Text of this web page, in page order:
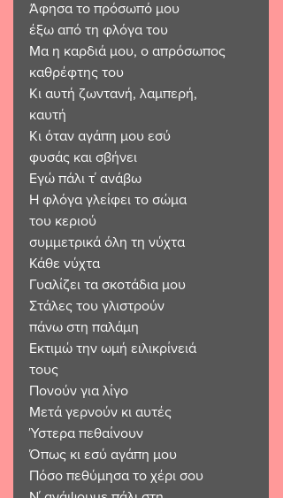
Άφησα το πρόσωπό μου
έξω από τη φλόγα του
Μα η καρδιά μου, ο απρόσωπος
καθρέφτης του
Κι αυτή ζωντανή, λαμπερή,
καυτή
Κι όταν αγάπη μου εσύ
φυσάς και σβήνει
Εγώ πάλι τ΄ ανάβω
Η φλόγα γλείφει το σώμα
του κεριού
συμμετρικά όλη τη νύχτα
Κάθε νύχτα
Γυαλίζει τα σκοτάδια μου
Στάλες του γλιστρούν
πάνω στη παλάμη
Εκτιμώ την ωμή ειλικρίνειά
τους
Πονούν για λίγο
Μετά γερνούν κι αυτές
Ύστερα πεθαίνουν
Όπως κι εσύ αγάπη μου
Πόσο πεθύμησα το χέρι σου